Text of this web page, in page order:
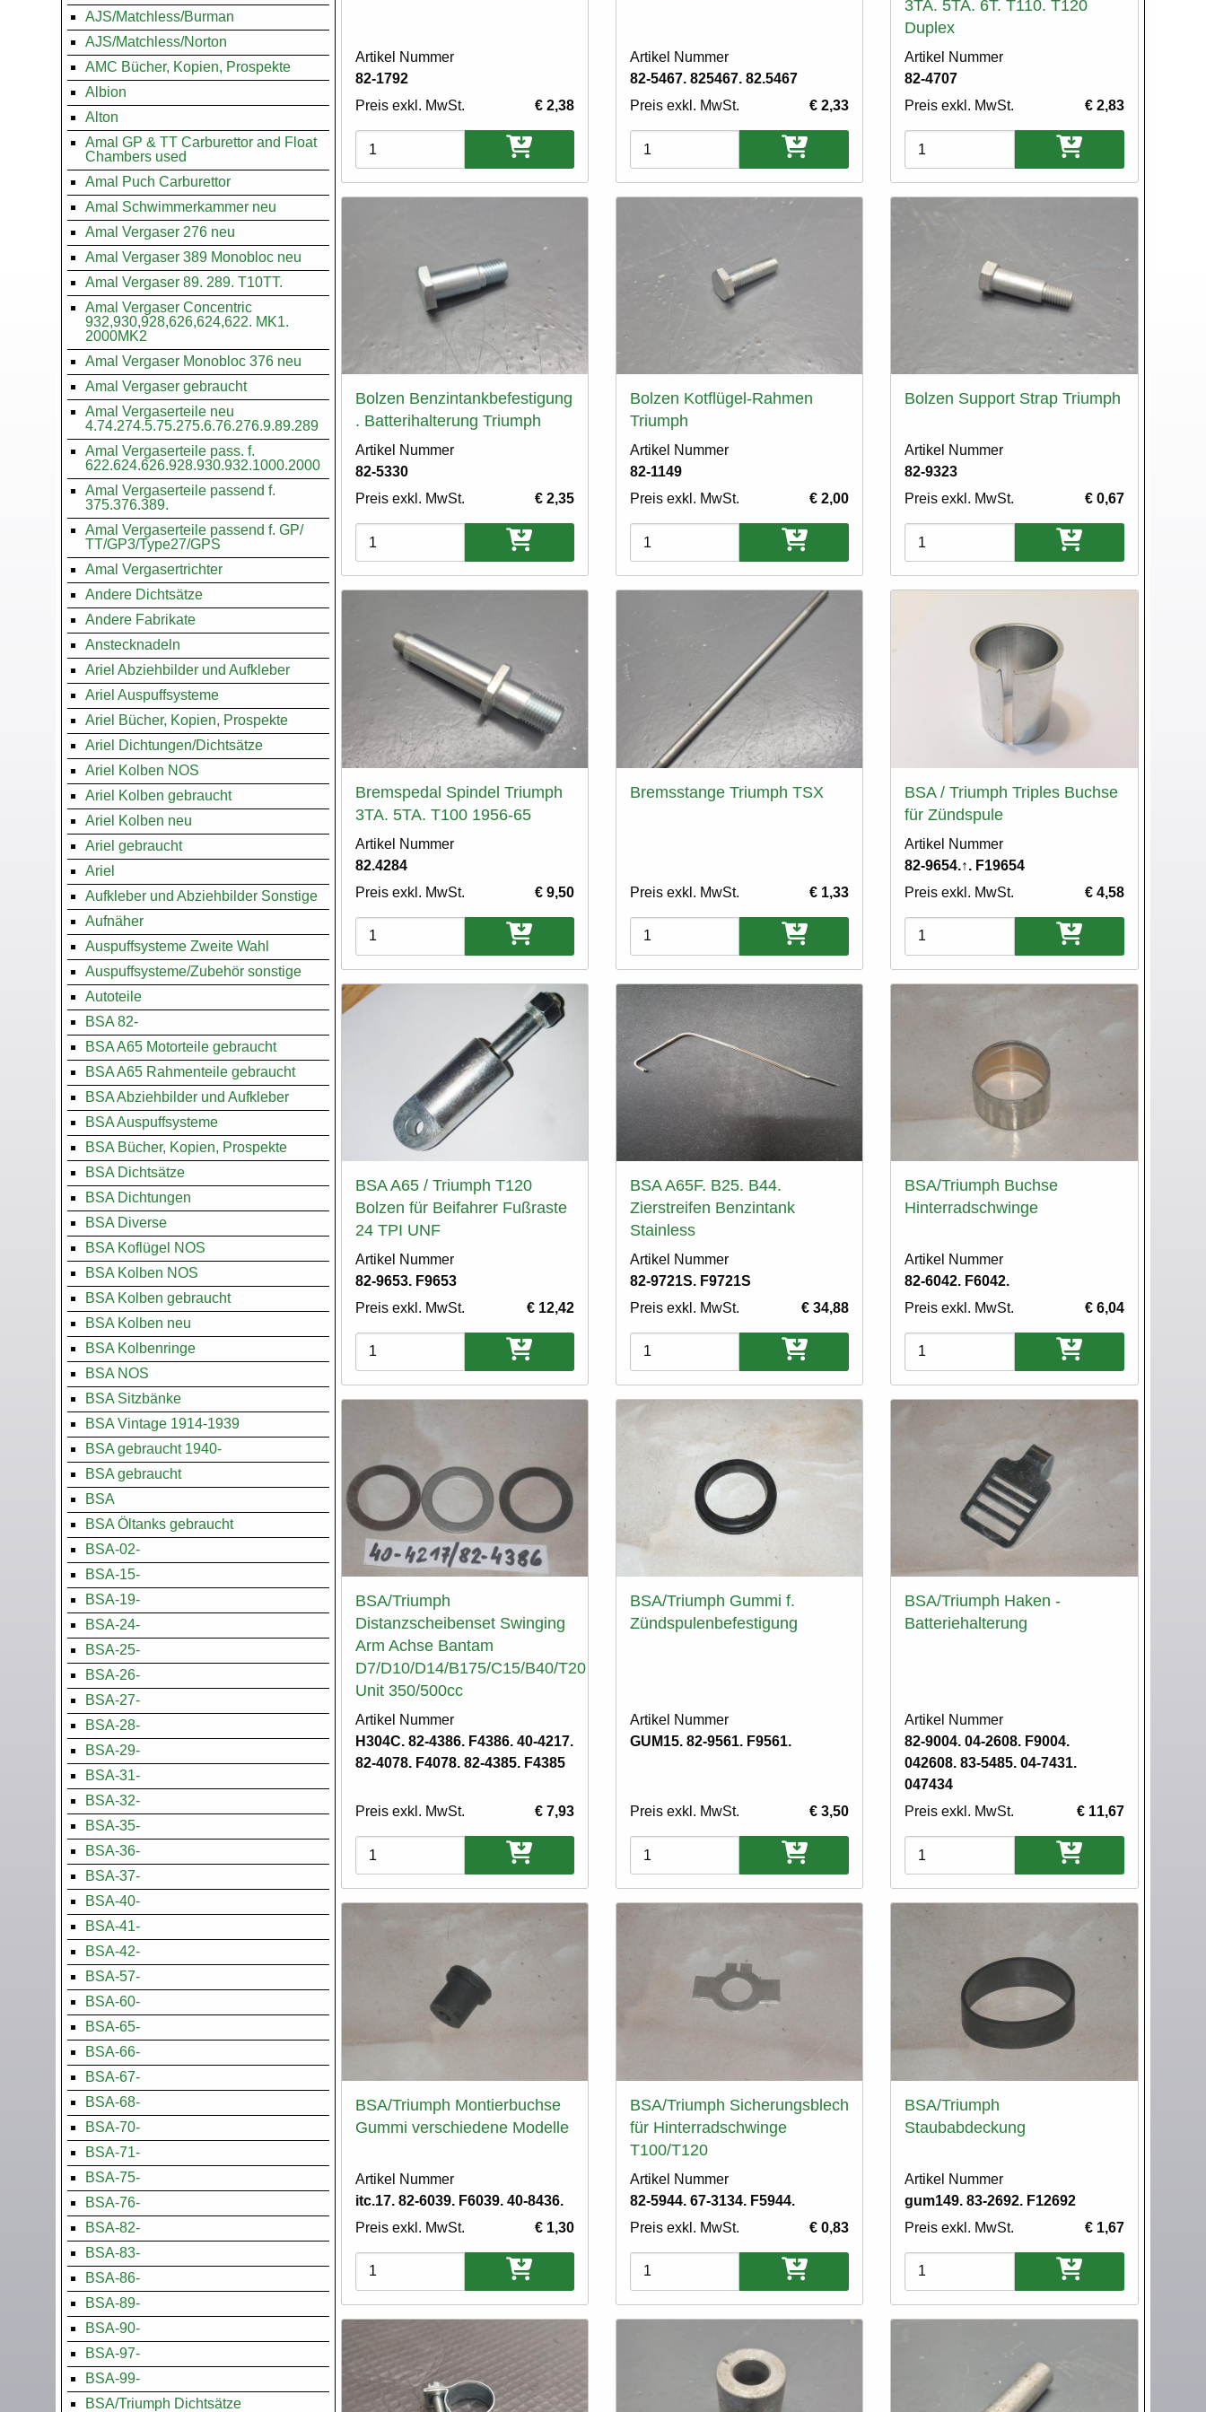
Artikel Nummer
82-1792
Preis exkl. MwSt.
€ 2,38
Varianten
Artikel Nummer
82-5467. 825467. 82.5467
Preis exkl. MwSt.
€ 2,33
Varianten
3TA. 5TA. 6T. T110. T120
Duplex
Artikel Nummer
82-4707
Preis exkl. MwSt.
€ 2,83
Varianten
Bolzen Benzintankbefestigung
. Batterihalterung Triumph
Artikel Nummer
82-5330
Preis exkl. MwSt.
€ 2,35
Varianten
Bolzen Kotflügel-Rahmen
Triumph
Artikel Nummer
82-1149
Preis exkl. MwSt.
€ 2,00
Varianten
Bolzen Support Strap Triumph
Artikel Nummer
82-9323
Preis exkl. MwSt.
€ 0,67
Varianten
Bremspedal Spindel Triumph
3TA. 5TA. T100 1956-65
Artikel Nummer
82.4284
Preis exkl. MwSt.
€ 9,50
Varianten
Bremsstange Triumph TSX
Preis exkl. MwSt. € 1,33
Varianten
BSA / Triumph Triples Buchse
für Zündspule
Artikel Nummer
82-9654.↑. F19654
Preis exkl. MwSt.
€ 4,58
Varianten
BSA A65 / Triumph T120
Bolzen für Beifahrer Fußraste
24 TPI UNF
Artikel Nummer
82-9653. F9653
Preis exkl. MwSt.
€ 12,42
Varianten
BSA A65F. B25. B44.
Zierstreifen Benzintank
Stainless
Artikel Nummer
82-9721S. F9721S
Preis exkl. MwSt.
€ 34,88
Varianten
BSA/Triumph Buchse
Hinterradschwinge
Artikel Nummer
82-6042. F6042.
Preis exkl. MwSt.
€ 6,04
Varianten
BSA/Triumph
Distanzscheibenset Swinging
Arm Achse Bantam
D7/D10/D14/B175/C15/B40/T20
Unit 350/500cc
Artikel Nummer
H304C. 82-4386. F4386. 40-4217.
82-4078. F4078. 82-4385. F4385
Preis exkl. MwSt. € 7,93
Varianten
BSA/Triumph Gummi f.
Zündspulenbefestigung
Artikel Nummer
GUM15. 82-9561. F9561.
Preis exkl. MwSt. € 3,50
Varianten
BSA/Triumph Haken -
Batteriehalterung
Artikel Nummer
82-9004. 04-2608. F9004.
042608. 83-5485. 04-7431.
047434
Preis exkl. MwSt.
€ 11,67
Varianten
BSA/Triumph Montierbuchse
Gummi verschiedene Modelle
Artikel Nummer
itc.17. 82-6039. F6039. 40-8436.
Preis exkl. MwSt.
€ 1,30
Varianten
BSA/Triumph Sicherungsblech
für Hinterradschwinge
T100/T120
Artikel Nummer
82-5944. 67-3134. F5944.
Preis exkl. MwSt.
€ 0,83
Varianten
BSA/Triumph
Staubabdeckung
Artikel Nummer
gum149. 83-2692. F12692
Preis exkl. MwSt.
€ 1,67
Varianten
AJS/Matchless/Burman
AJS/Matchless/Norton
AMC Bücher, Kopien, Prospekte
Albion
Alton
Amal GP & TT Carburettor and Float
Chambers used
Amal Puch Carburettor
Amal Schwimmerkammer neu
Amal Vergaser 276 neu
Amal Vergaser 389 Monobloc neu
Amal Vergaser 89. 289. T10TT.
Amal Vergaser Concentric
932,930,928,626,624,622. MK1.
2000MK2
Amal Vergaser Monobloc 376 neu
Amal Vergaser gebraucht
Amal Vergaserteile neu
4.74.274.5.75.275.6.76.276.9.89.289
Amal Vergaserteile pass. f.
622.624.626.928.930.932.1000.2000
Amal Vergaserteile passend f.
375.376.389.
Amal Vergaserteile passend f. GP/
TT/GP3/Type27/GPS
Amal Vergasertrichter
Andere Dichtsätze
Andere Fabrikate
Anstecknadeln
Ariel Abziehbilder und Aufkleber
Ariel Auspuffsysteme
Ariel Bücher, Kopien, Prospekte
Ariel Dichtungen/Dichtsätze
Ariel Kolben NOS
Ariel Kolben gebraucht
Ariel Kolben neu
Ariel gebraucht
Ariel
Aufkleber und Abziehbilder Sonstige
Aufnäher
Auspuffsysteme Zweite Wahl
Auspuffsysteme/Zubehör sonstige
Autoteile
BSA 82-
BSA A65 Motorteile gebraucht
BSA A65 Rahmenteile gebraucht
BSA Abziehbilder und Aufkleber
BSA Auspuffsysteme
BSA Bücher, Kopien, Prospekte
BSA Dichtsätze
BSA Dichtungen
BSA Diverse
BSA Koflügel NOS
BSA Kolben NOS
BSA Kolben gebraucht
BSA Kolben neu
BSA Kolbenringe
BSA NOS
BSA Sitzbänke
BSA Vintage 1914-1939
BSA gebraucht 1940-
BSA gebraucht
BSA
BSA Öltanks gebraucht
BSA-02-
BSA-15-
BSA-19-
BSA-24-
BSA-25-
BSA-26-
BSA-27-
BSA-28-
BSA-29-
BSA-31-
BSA-32-
BSA-35-
BSA-36-
BSA-37-
BSA-40-
BSA-41-
BSA-42-
BSA-57-
BSA-60-
BSA-65-
BSA-66-
BSA-67-
BSA-68-
BSA-70-
BSA-71-
BSA-75-
BSA-76-
BSA-82-
BSA-83-
BSA-86-
BSA-89-
BSA-90-
BSA-97-
BSA-99-
BSA/Triumph Dichtsätze